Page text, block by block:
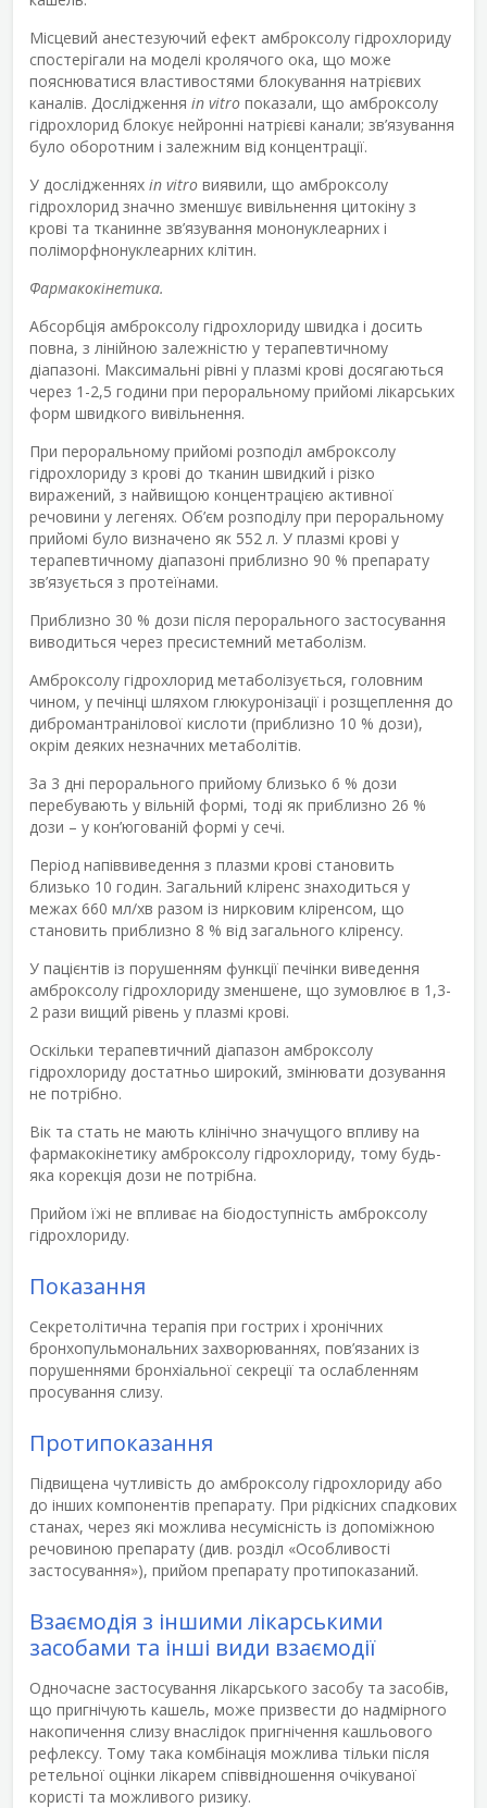
Місцевий анестезуючий ефект амброксолу гідрохлориду
спостерігали на моделі кролячого ока, що може
пояснюватися властивостями блокування натрієвих
каналів. Дослідження in vitro показали, що амброксолу
гідрохлорид блокує нейронні натрієві канали; зв’язування
було оборотним і залежним від концентрації.
У дослідженнях in vitro виявили, що амброксолу
гідрохлорид значно зменшує вивільнення цитокіну з
крові та тканинне зв’язування мононуклеарних і
поліморфнонуклеарних клітин.
Фармакокінетика.
Абсорбція амброксолу гідрохлориду швидка і досить
повна, з лінійною залежністю у терапевтичному
діапазоні. Максимальні рівні у плазмі крові досягаються
через 1-2,5 години при пероральному прийомі лікарських
форм швидкого вивільнення.
При пероральному прийомі розподіл амброксолу
гідрохлориду з крові до тканин швидкий і різко
виражений, з найвищою концентрацією активної
речовини у легенях. Об’єм розподілу при пероральному
прийомі було визначено як 552 л. У плазмі крові у
терапевтичному діапазоні приблизно 90 % препарату
зв’язується з протеїнами.
Приблизно 30 % дози після перорального застосування
виводиться через пресистемний метаболізм.
Амброксолу гідрохлорид метаболізується, головним
чином, у печінці шляхом глюкуронізації і розщеплення до
дибромантранілової кислоти (приблизно 10 % дози),
окрім деяких незначних метаболітів.
За 3 дні перорального прийому близько 6 % дози
перебувають у вільній формі, тоді як приблизно 26 %
дози – у кон’югованій формі у сечі.
Період напіввиведення з плазми крові становить
близько 10 годин. Загальний кліренс знаходиться у
межах 660 мл/хв разом із нирковим кліренсом, що
становить приблизно 8 % від загального кліренсу.
У пацієнтів із порушенням функції печінки виведення
амброксолу гідрохлориду зменшене, що зумовлює в 1,3-
2 рази вищий рівень у плазмі крові.
Оскільки терапевтичний діапазон амброксолу
гідрохлориду достатньо широкий, змінювати дозування
не потрібно.
Вік та стать не мають клінічно значущого впливу на
фармакокінетику амброксолу гідрохлориду, тому будь-
яка корекція дози не потрібна.
Прийом їжі не впливає на біодоступність амброксолу
гідрохлориду.
Показання
Секретолітична терапія при гострих і хронічних
бронхопульмональних захворюваннях, пов’язаних із
порушеннями бронхіальної секреції та ослабленням
просування слизу.
Протипоказання
Підвищена чутливість до амброксолу гідрохлориду або
до інших компонентів препарату. При рідкісних спадкових
станах, через які можлива несумісність із допоміжною
речовиною препарату (див. розділ «Особливості
застосування»), прийом препарату протипоказаний.
Взаємодія з іншими лікарськими
засобами та інші види взаємодії
Одночасне застосування лікарського засобу та засобів,
що пригнічують кашель, може призвести до надмірного
накопичення слизу внаслідок пригнічення кашльового
рефлексу. Тому така комбінація можлива тільки після
ретельної оцінки лікарем співвідношення очікуваної
користі та можливого ризику.